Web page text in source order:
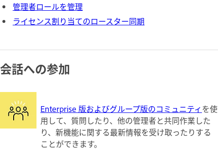
管理者ロールを管理
ライセンス割り当てのロースター同期
会話への参加
Enterprise 版およびグループ版のコミュニティを使
用して、質問したり、他の管理者と共同作業した
り、新機能に関する最新情報を受け取ったりする
ことができます。